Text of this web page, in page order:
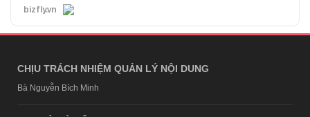
bizfly.vn
CHỊU TRÁCH NHIỆM QUẢN LÝ NỘI DUNG
Bà Nguyễn Bích Minh